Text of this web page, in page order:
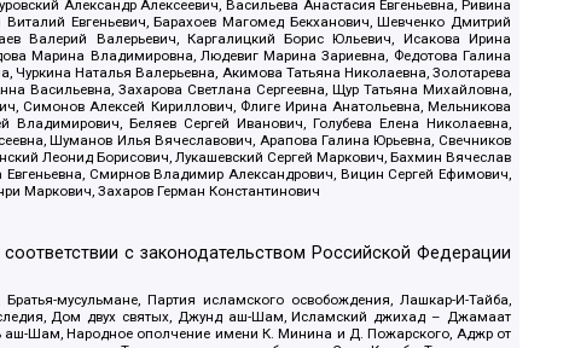
Александр Алексеевич, Васильева Анастасия Евгеньевна, Ривина
Евгеньевич, Барахоев Магомед Бекханович, Шевченко Дмитрий
Валерий Валерьевич, Каргалицкий Борис Юльевич, Исакова Ирина
Марина Владимировна, Людевиг Марина Зариевна, Федотова Галина
Наталья Валерьевна, Акимова Татьяна Николаевна, Золотарева
Васильевна, Захарова Светлана Сергеевна, Щур Татьяна Михайловна,
Симонов Алексей Кириллович, Флиге Ирина Анатольевна, Мельникова
Беляев Сергей Иванович, Голубева Елена Николаевна,
Шуманов Илья Вячеславович, Арапова Галина Юрьевна, Свечников
Леонид Борисович, Лукашевский Сергей Маркович, Бахмин Вячеслав
Смирнов Владимир Александрович, Вицин Сергей Ефимович,
Маркович, Захаров Герман Константинович
с законодательством Российской Федерации
мусульмане, Партия исламского освобождения, Лашкар-И-Тайба,
Дом двух святых, Джунд аш-Шам, Исламский джихад – Джамаат
аш-Шам, Народное ополчение имени К. Минина и Д. Пожарского, Аджр от